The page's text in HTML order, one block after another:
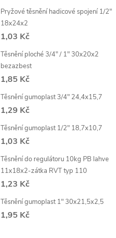
Pryžové těsnění hadicové spojení 1/2"
18x24x2
1,03 Kč
Těsnění ploché 3/4" / 1" 30x20x2
bezazbest
1,85 Kč
Těsnění gumoplast 3/4" 24,4x15,7
1,29 Kč
Těsnění gumoplast 1/2" 18,7x10,7
1,03 Kč
Těsnění do regulátoru 10kg PB lahve
11x18x2-zátka RVT typ 110
1,23 Kč
Těsnění gumoplast 1" 30x21,5x2,5
1,95 Kč